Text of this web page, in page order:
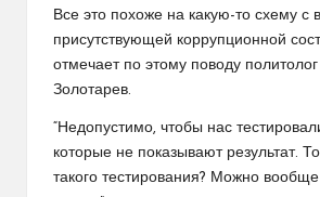
Все это похоже на какую-то схему с
присутствующей коррупционной
отмечает по этому поводу
Золотарев.
“Недопустимо, чтобы нас
которые не показывают результат.
такого тестирования? Можно вообще